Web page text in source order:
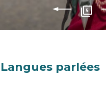
5
Langues parlées